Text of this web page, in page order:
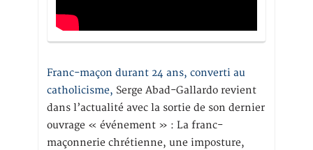
Franc-maçon durant 24 ans, converti au
catholicisme, Serge Abad-Gallardo revient
dans l’actualité avec la sortie de son dernier
ouvrage « événement » : La franc-
maçonnerie chrétienne, une imposture,